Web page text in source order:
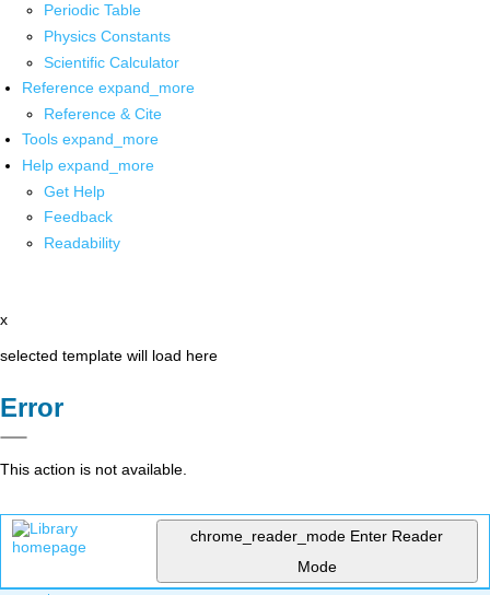
Periodic Table
Physics Constants
Scientific Calculator
Reference expand_more
Reference & Cite
Tools expand_more
Help expand_more
Get Help
Feedback
Readability
x
selected template will load here
Error
This action is not available.
chrome_reader_mode Enter Reader
Mode